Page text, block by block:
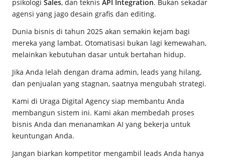
psikologi Sales, dan teknis API Integration. Bukan sekadar
agensi yang jago desain grafis dan editing.
Dunia bisnis di tahun 2025 akan semakin kejam bagi
mereka yang lambat. Otomatisasi bukan lagi kemewahan,
melainkan kebutuhan dasar untuk bertahan hidup.
Jika Anda lelah dengan drama admin, leads yang hilang,
dan penjualan yang stagnan, saatnya mengubah strategi.
Kami di Uraga Digital Agency siap membantu Anda
membangun sistem ini. Kami akan membedah proses
bisnis Anda dan menanamkan AI yang bekerja untuk
keuntungan Anda.
Jangan biarkan kompetitor mengambil leads Anda hanya